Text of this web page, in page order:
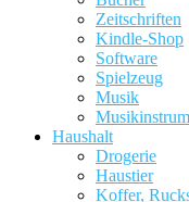
Zeitschriften
Kindle-Shop
Software
Spielzeug
Musik
Haushalt
Drogerie
Haustier
Koffer,